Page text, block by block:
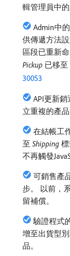
輯管理員中的
Admin中的​
供傳遞方法
區段已重新
Pickup ​已移至​
30053
API更新銷
立重複的產品
在結帳工
至​ Shipping
不再觸發
可銷售產
步。 以前，
留補償。
驗證程式
增至出貨型
品。